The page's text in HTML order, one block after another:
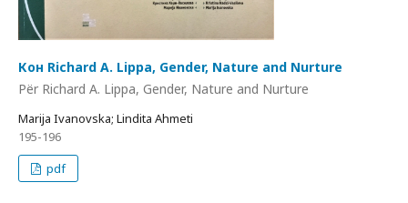
Кон Richard A. Lippa, Gender, Nature and Nurture
Për Richard A. Lippa, Gender, Nature and Nurture
Marija Ivanovska; Lindita Ahmeti
195-196
pdf